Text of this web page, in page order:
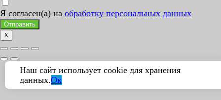
Я согласен(а) на обработку персональных данных
Отправить
X
Наш сайт использует cookie для хранения
данных.Ок